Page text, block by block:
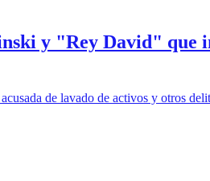
y "Rey David" que
de lavado de activos y otros